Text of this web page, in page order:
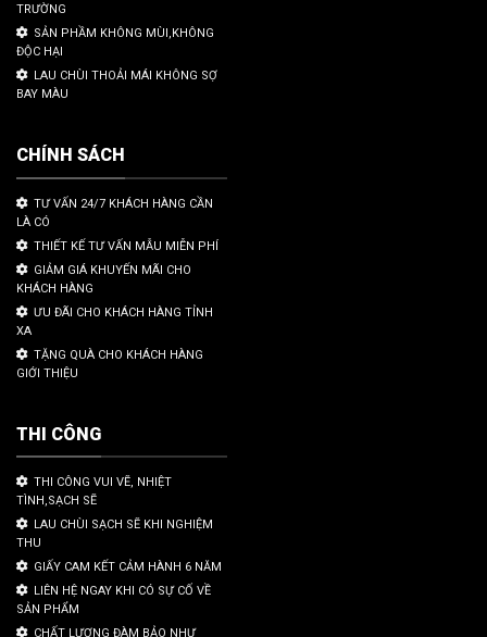
TRƯỜNG
SẢN PHẦM KHÔNG MÙI,KHÔNG
ĐỘC HẠI
LAU CHÙI THOẢI MÁI KHÔNG SỢ
BAY MÀU
CHÍNH SÁCH
TƯ VẤN 24/7 KHÁCH HÀNG CẦN
LÀ CÓ
THIẾT KẾ TƯ VẤN MẪU MIỄN PHÍ
GIẢM GIÁ KHUYẾN MÃI CHO
KHÁCH HÀNG
ƯU ĐÃI CHO KHÁCH HÀNG TỈNH
XA
TẶNG QUÀ CHO KHÁCH HÀNG
GIỚI THIỆU
THI CÔNG
THI CÔNG VUI VẼ, NHIỆT
TÌNH,SẠCH SẼ
LAU CHÙI SẠCH SẼ KHI NGHIỆM
THU
GIẤY CAM KẾT CẢM HÀNH 6 NĂM
LIÊN HỆ NGAY KHI CÓ SỰ CỐ VỀ
SẢN PHẨM
CHẤT LƯỢNG ĐÀM BẢO NHƯ